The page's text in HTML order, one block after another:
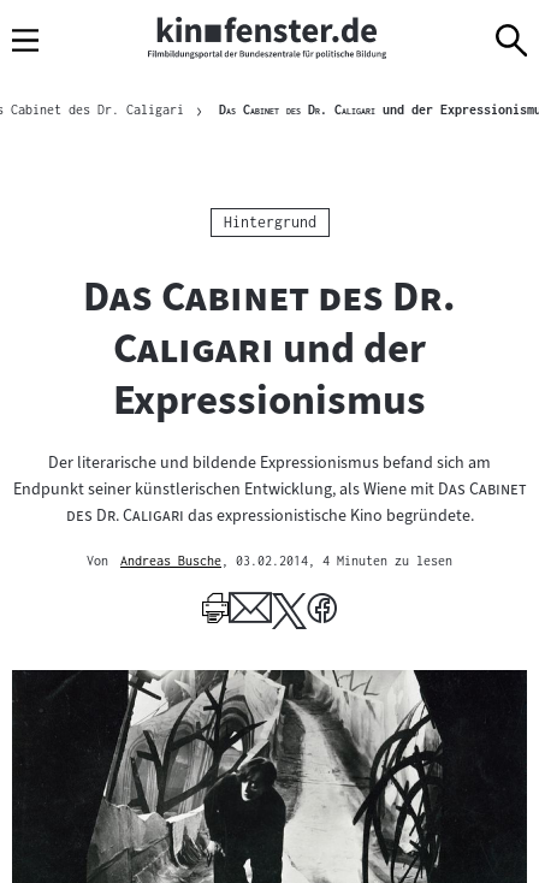
Navigation
zum
zur
amBrotkrümelnavigation
Cabinet des Dr. Caligari "
Das Cabinet des Dr. Caligari"und der
Kategorie:
Hintergrund
"
Das Cabinet des Dr.
Caligari "
und der
Expressionismus
Der literarische und bildende Expressionismus befand sich am
Endpunkt seiner künstlerischen Entwicklung, als Wiene mit "Das Cabinet
des Dr. Caligari"das expressionistische Kino begründete.
Von
Andreas Busche
Author
, 03.02.2014 , 4 Minuten zu lesen